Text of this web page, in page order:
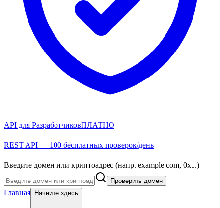
API для РазработчиковПЛАТНО
REST API — 100 бесплатных проверок/день
Введите домен или криптоадрес (напр. example.com, 0x...)
Проверить домен
Главная Начните здесь